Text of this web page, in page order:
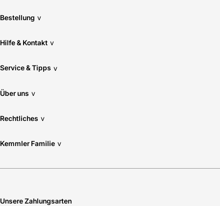
Bestellung v
Hilfe & Kontakt v
Service & Tipps v
Über uns v
Rechtliches v
Kemmler Familie v
Unsere Zahlungsarten